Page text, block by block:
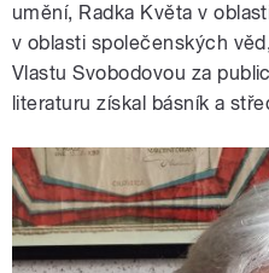
umění, Radka Květa v
v oblasti společenských
Vlastu Svobodovou za
literaturu získal básník a